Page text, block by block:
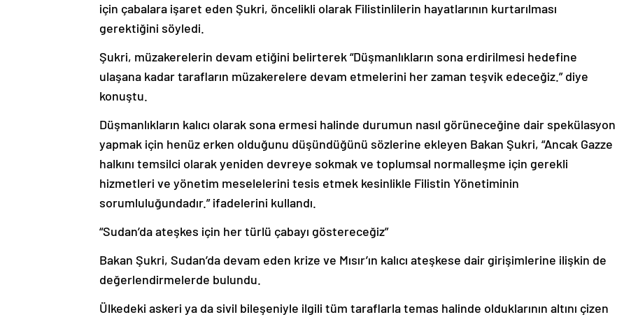
için çabalara işaret eden Şukri, öncelikli olarak Filistinlilerin hayatlarının kurtarılması
gerektiğini söyledi.
Şukri, müzakerelerin devam etiğini belirterek “Düşmanlıkların sona erdirilmesi hedefine
ulaşana kadar tarafların müzakerelere devam etmelerini her zaman teşvik edeceğiz.” diye
konuştu.
Düşmanlıkların kalıcı olarak sona ermesi halinde durumun nasıl görüneceğine dair spekülasyon
yapmak için henüz erken olduğunu düşündüğünü sözlerine ekleyen Bakan Şukri, “Ancak Gazze
halkını temsilci olarak yeniden devreye sokmak ve toplumsal normalleşme için gerekli
hizmetleri ve yönetim meselelerini tesis etmek kesinlikle Filistin Yönetiminin
sorumluluğundadır.” ifadelerini kullandı.
“Sudan’da ateşkes için her türlü çabayı göstereceğiz”
Bakan Şukri, Sudan’da devam eden krize ve Mısır’ın kalıcı ateşkese dair girişimlerine ilişkin de
değerlendirmelerde bulundu.
Ülkedeki askeri ya da sivil bileşeniyle ilgili tüm taraflarla temas halinde olduklarının altını çizen